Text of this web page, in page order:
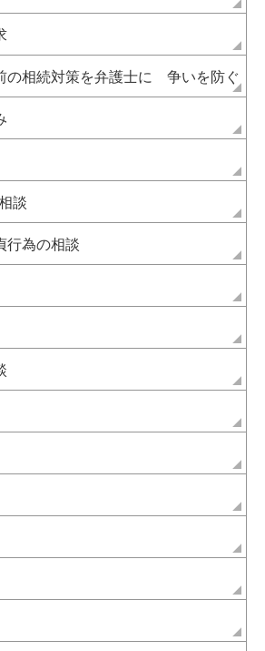
の相続対策を弁護士に 争いを防ぐ
談
行為の相談